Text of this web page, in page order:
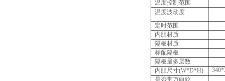
温度控制范围
温度波动度
定时范围
内胆材质
隔板材质
标配隔板
隔板最多层数
内胆尺寸(W*D*H)
是否带万向轮